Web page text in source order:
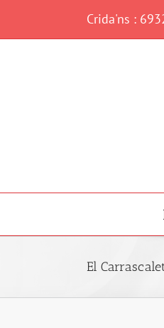
content
Crida'ns :
El